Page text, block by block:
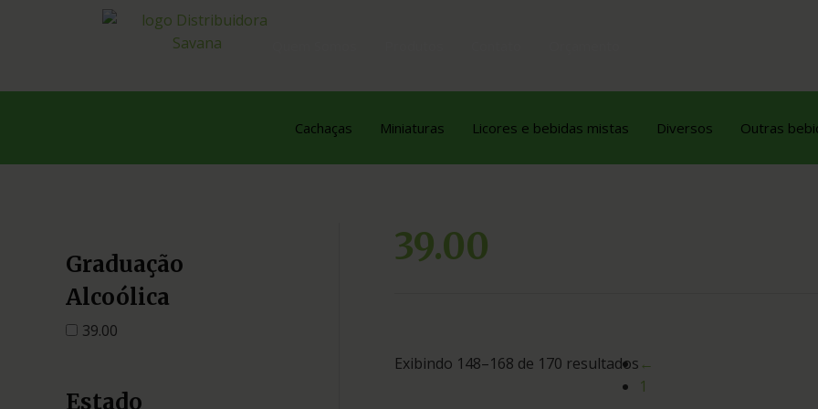
Cachaças Miniaturas Licores e bebidas mistas Diversos Outras
Graduação
Alcoólica
39.00
Estado
39.00
Exibindo 148–168 de 170 resultados←
1